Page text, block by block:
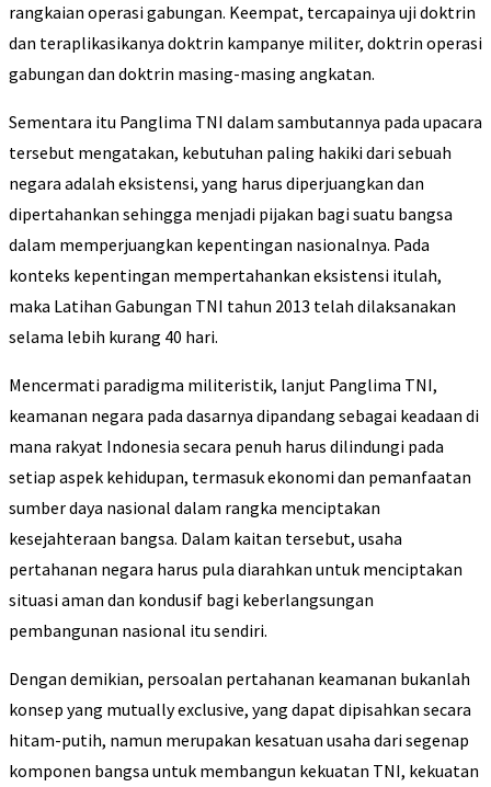
rangkaian operasi gabungan. Keempat, tercapainya uji doktrin
dan teraplikasikanya doktrin kampanye militer, doktrin operasi
gabungan dan doktrin masing-masing angkatan.
Sementara itu Panglima TNI dalam sambutannya pada upacara
tersebut mengatakan, kebutuhan paling hakiki dari sebuah
negara adalah eksistensi, yang harus diperjuangkan dan
dipertahankan sehingga menjadi pijakan bagi suatu bangsa
dalam memperjuangkan kepentingan nasionalnya. Pada
konteks kepentingan mempertahankan eksistensi itulah,
maka Latihan Gabungan TNI tahun 2013 telah dilaksanakan
selama lebih kurang 40 hari.
Mencermati paradigma militeristik, lanjut Panglima TNI,
keamanan negara pada dasarnya dipandang sebagai keadaan di
mana rakyat Indonesia secara penuh harus dilindungi pada
setiap aspek kehidupan, termasuk ekonomi dan pemanfaatan
sumber daya nasional dalam rangka menciptakan
kesejahteraan bangsa. Dalam kaitan tersebut, usaha
pertahanan negara harus pula diarahkan untuk menciptakan
situasi aman dan kondusif bagi keberlangsungan
pembangunan nasional itu sendiri.
Dengan demikian, persoalan pertahanan keamanan bukanlah
konsep yang mutually exclusive, yang dapat dipisahkan secara
hitam-putih, namun merupakan kesatuan usaha dari segenap
komponen bangsa untuk membangun kekuatan TNI, kekuatan